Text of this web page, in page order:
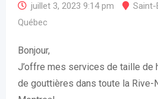
juillet 3, 2023 9:14 pm
Québec
Bonjour,
J’offre mes services de taille de
de gouttières dans toute la Rive-